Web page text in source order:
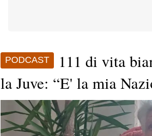
PODCAST
111 di vita
la Juve: “E' la mia